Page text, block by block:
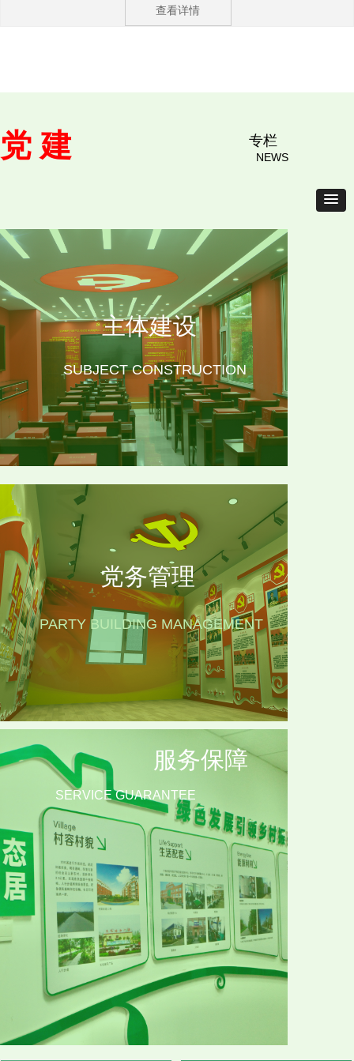
查看详情
党 建 专栏
NEWS
PARTY BUILDING MANAGEMENT
SUBJECT CONSTRUCTION
主体建设
党务管理
SERVICE GUARANTEE
服务保障